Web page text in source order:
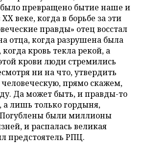
было превращено бытие наше и
XXвеке, когда в борьбе за эти
правды» отец восстал
отца, когда разрушена была
кровь текла рекой, а
крови люди стремились
ни на что, утвердить
прямо скажем,
Да может быть, и правды-то
а лишь только гордыня,
были миллионы
и распалась великая
предстоятель РПЦ.